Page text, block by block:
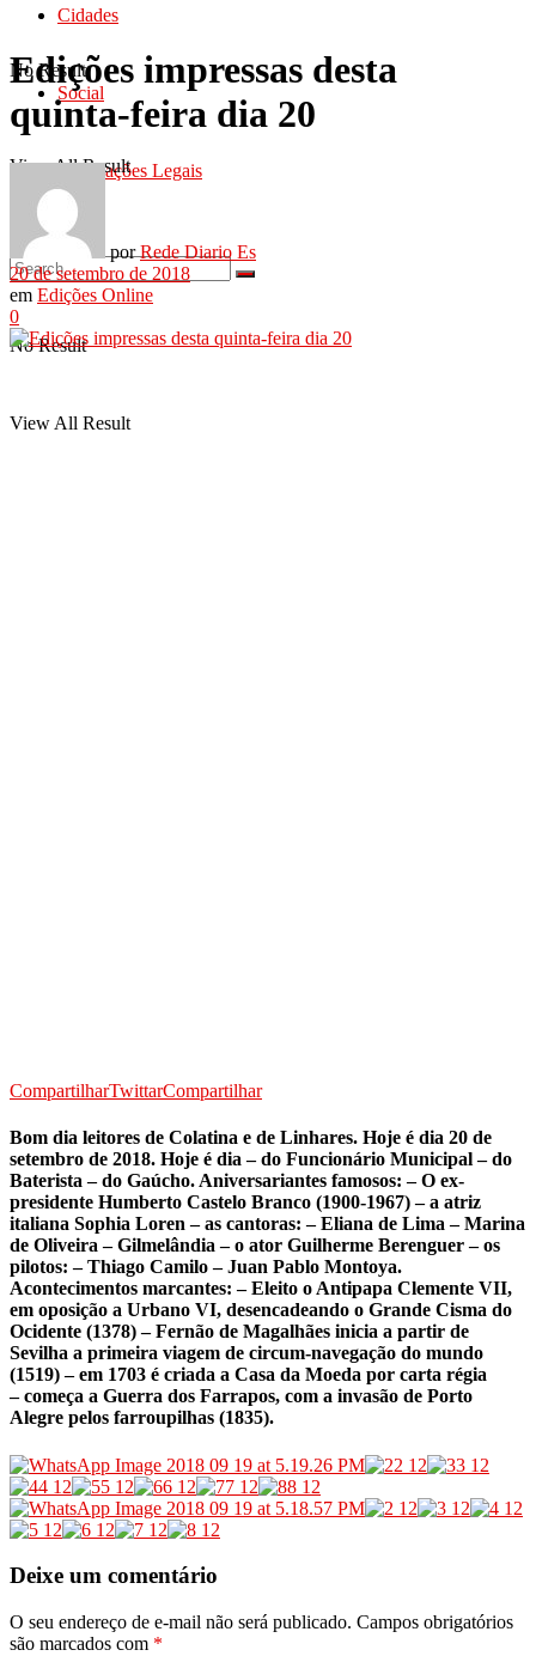
Cidades
Social
Publicações Legais
No Result
View All Result
No Result
View All Result
Edições impressas desta
quinta-feira dia 20
por Rede Diario Es
20 de setembro de 2018
em Edições Online
0
CompartilharTwittarCompartilhar
Bom dia leitores de Colatina e de Linhares. Hoje é dia 20 de
setembro de 2018. Hoje é dia – do Funcionário Municipal – do
Baterista – do Gaúcho.Aniversariantes famosos:– O ex-
presidente Humberto Castelo Branco (1900-1967) – a atriz
italiana Sophia Loren – as cantoras: – Eliana de Lima – Marina
de Oliveira – Gilmelândia – o ator Guilherme Berenguer – os
pilotos: – Thiago Camilo – Juan Pablo Montoya.
Acontecimentos marcantes:– Eleito o Antipapa Clemente VII,
em oposição a Urbano VI, desencadeando o Grande Cisma do
Ocidente (1378) – Fernão de Magalhães inicia a partir de
Sevilha a primeira viagem de circum-navegação do mundo
(1519) – em 1703 é criada a Casa da Moeda por carta régia
– começa a Guerra dos Farrapos, com a invasão de Porto
Alegre pelos farroupilhas (1835).
Deixe um comentário
O seu endereço de e-mail não será publicado. Campos obrigatórios
são marcados com *